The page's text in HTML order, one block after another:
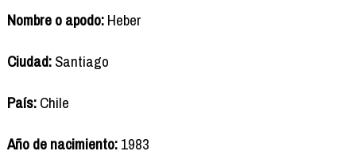
Nombre o apodo:Heber
Ciudad:Santiago
País:Chile
Año de nacimiento:1983